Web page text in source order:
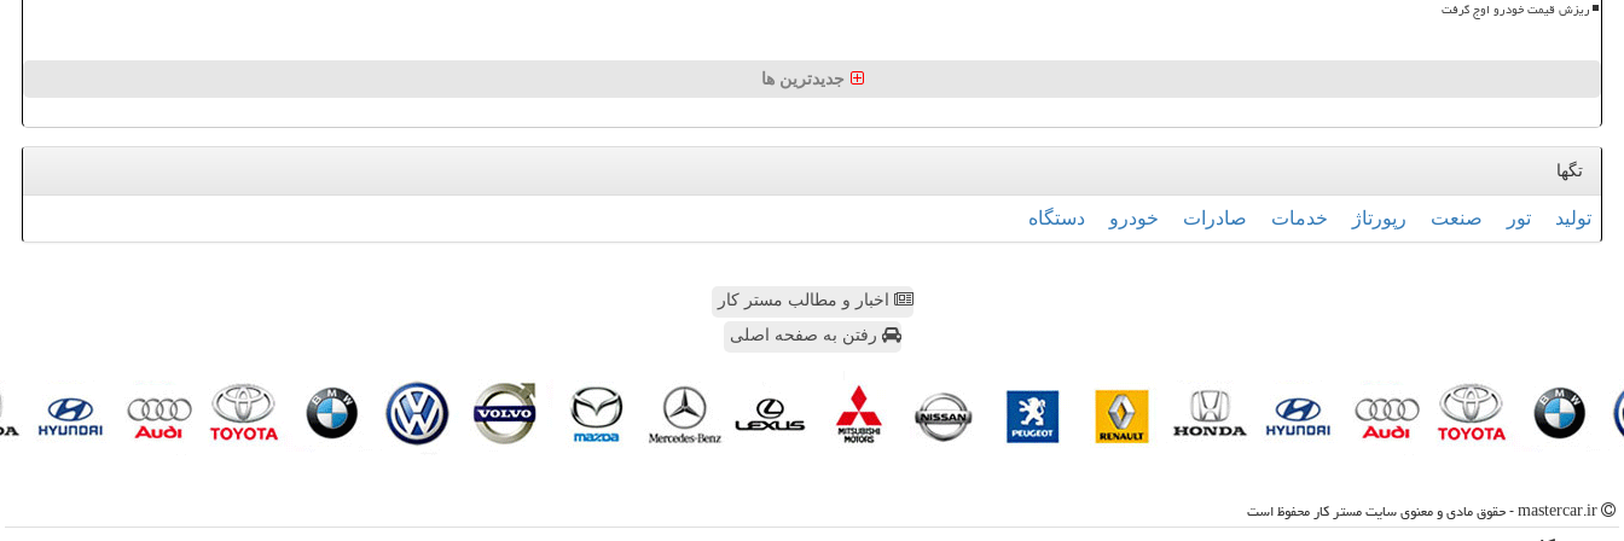
ریزش قیمت خودرو اوج گرفت
جدیدترین ها
تگها
تولید تور صنعت رپورتاژ خدمات صادرات خودرو دستگاه
اخبار و مطالب مستر کار
رفتن به صفحه اصلی